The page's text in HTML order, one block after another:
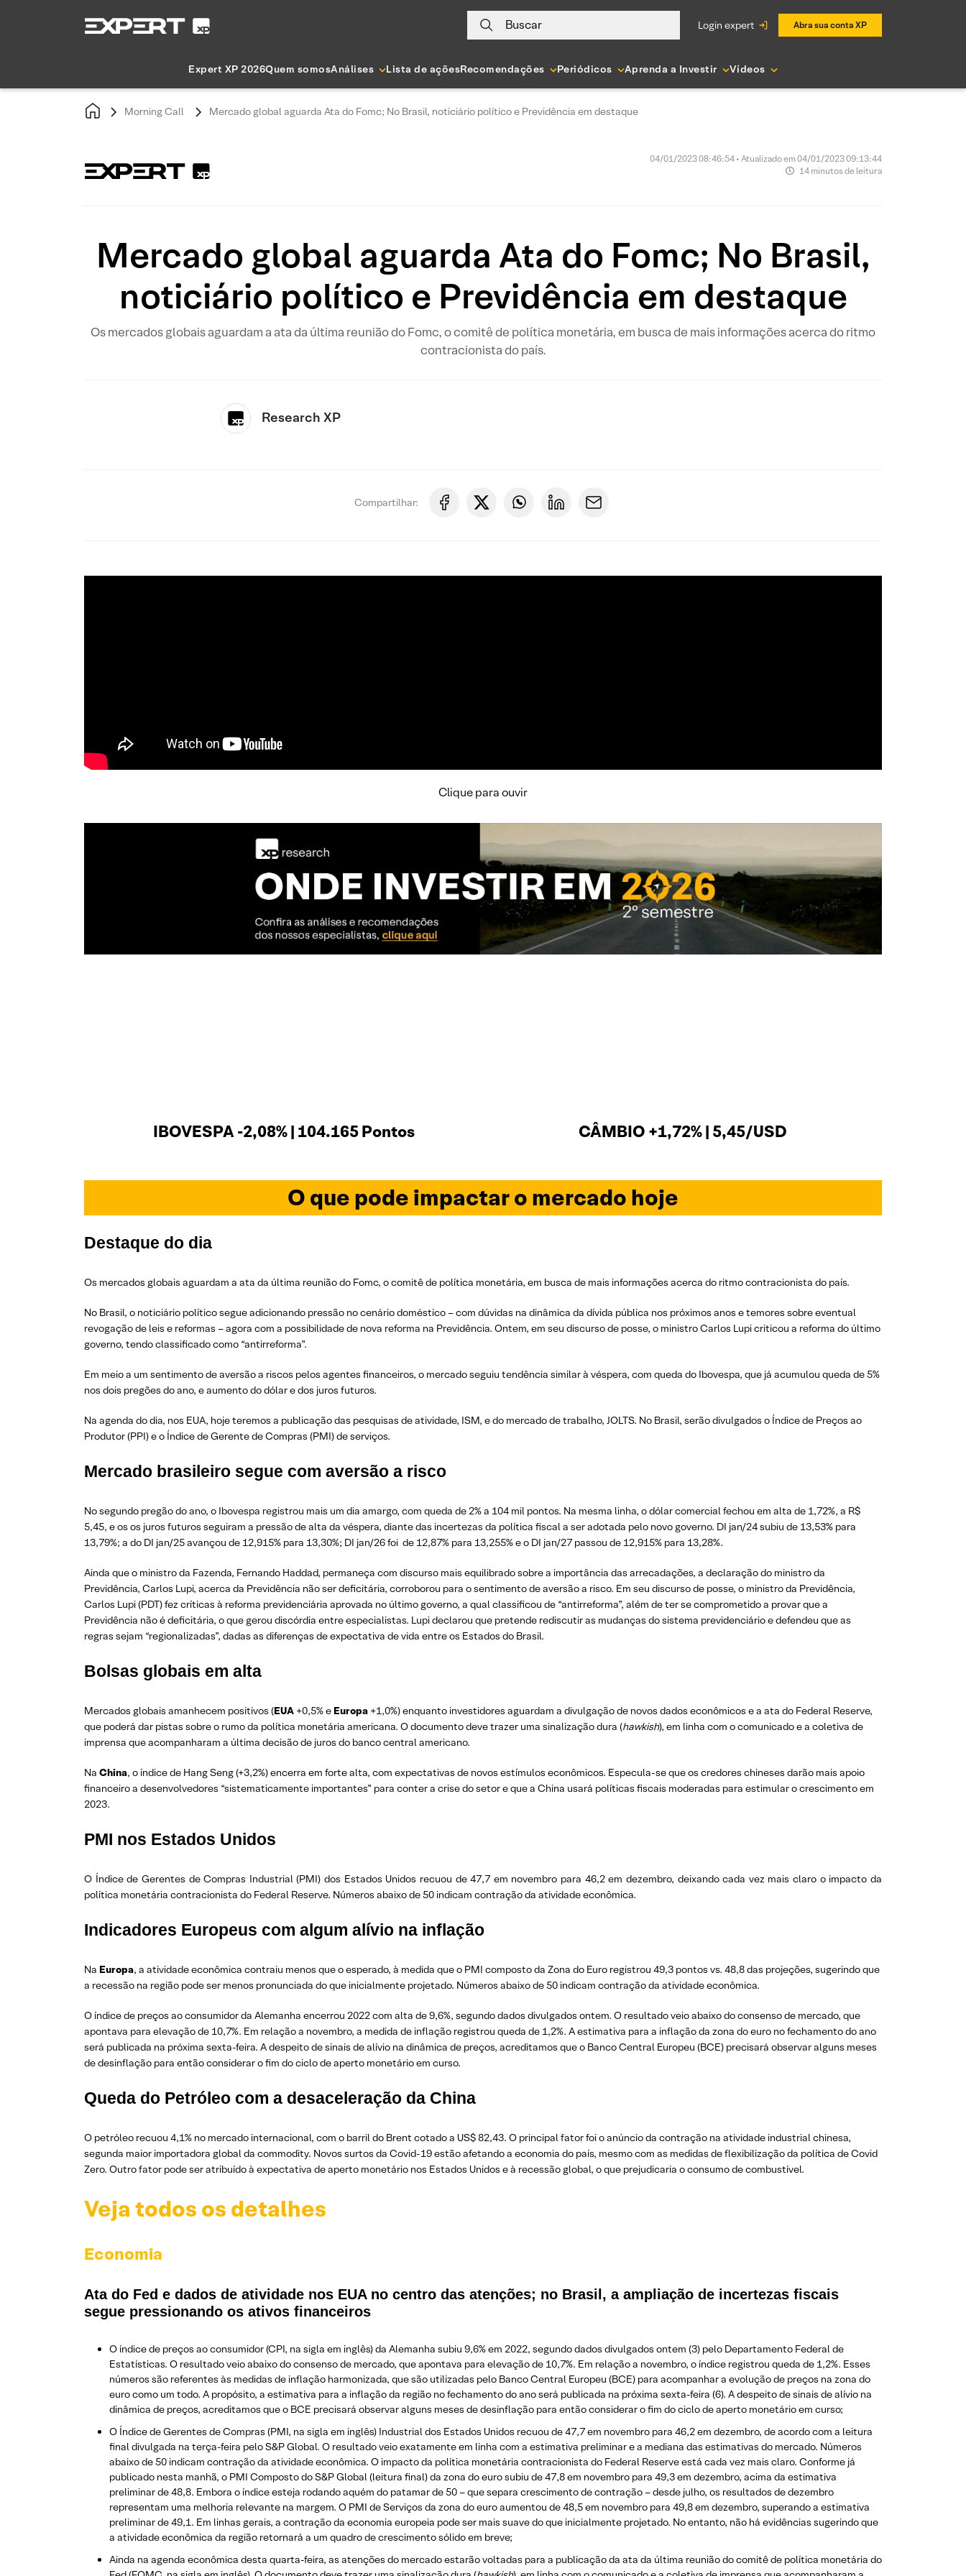
Buscar login expert Abra sua conta XP
Expert XP 2026Quem somosAnálises Lista de açõesRecomendações Periódicos Aprenda a Investir Vídeos
Morning Call Mercado global aguarda Ata do Fomc; No Brasil, noticiário político e Previdência em destaque
04/01/2023 08:46:54 • Atualizado em 04/01/2023 09:13:44
14 minutos de leitura
Mercado global aguarda Ata do Fomc; No Brasil,
noticiário político e Previdência em destaque
Os mercados globais aguardam a ata da última reunião do Fomc, o comitê de política monetária, em busca de mais informações acerca do ritmo
contracionista do país.
Research XP
Compartilhar:
Clique para ouvir
IBOVESPA -2,08% | 104.165 Pontos CÂMBIO +1,72% | 5,45/USD
O que pode impactar o mercado hoje
Destaque do dia
Os mercados globais aguardam a ata da última reunião do Fomc, o comitê de política monetária, em busca de mais informações acerca do ritmo contracionista do país.
No Brasil, o noticiário político segue adicionando pressão no cenário doméstico – com dúvidas na dinâmica da dívida pública nos próximos anos e temores sobre eventual
revogação de leis e reformas – agora com a possibilidade de nova reforma na Previdência. Ontem, em seu discurso de posse, o ministro Carlos Lupi criticou a reforma do último
governo, tendo classificado como “antirreforma”.
Em meio a um sentimento de aversão a riscos pelos agentes financeiros, o mercado seguiu tendência similar à véspera, com queda do Ibovespa, que já acumulou queda de 5%
nos dois pregões do ano, e aumento do dólar e dos juros futuros.
Na agenda do dia, nos EUA, hoje teremos a publicação das pesquisas de atividade, ISM, e do mercado de trabalho, JOLTS. No Brasil, serão divulgados o Índice de Preços ao
Produtor (PPI) e o Índice de Gerente de Compras (PMI) de serviços.
Mercado brasileiro segue com aversão a risco
No segundo pregão do ano, o Ibovespa registrou mais um dia amargo, com queda de 2% a 104 mil pontos. Na mesma linha, o dólar comercial fechou em alta de 1,72%, a R$
5,45, e os os juros futuros seguiram a pressão de alta da véspera, diante das incertezas da política fiscal a ser adotada pelo novo governo. DI jan/24 subiu de 13,53% para
13,79%; a do DI jan/25 avançou de 12,915% para 13,30%; DI jan/26 foi de 12,87% para 13,255% e o DI jan/27 passou de 12,915% para 13,28%.
Ainda que o ministro da Fazenda, Fernando Haddad, permaneça com discurso mais equilibrado sobre a importância das arrecadações, a declaração do ministro da
Previdência, Carlos Lupi, acerca da Previdência não ser deficitária, corroborou para o sentimento de aversão a risco. Em seu discurso de posse, o ministro da Previdência,
Carlos Lupi (PDT) fez críticas à reforma previdenciária aprovada no último governo, a qual classificou de “antirreforma”, além de ter se comprometido a provar que a
Previdência não é deficitária, o que gerou discórdia entre especialistas. Lupi declarou que pretende rediscutir as mudanças do sistema previdenciário e defendeu que as
regras sejam “regionalizadas”, dadas as diferenças de expectativa de vida entre os Estados do Brasil.
Bolsas globais em alta
Mercados globais amanhecem positivos (EUA +0,5% e Europa +1,0%) enquanto investidores aguardam a divulgação de novos dados econômicos e a ata do Federal Reserve,
que poderá dar pistas sobre o rumo da política monetária americana. O documento deve trazer uma sinalização dura (hawkish), em linha com o comunicado e a coletiva de
imprensa que acompanharam a última decisão de juros do banco central americano.
Na China, o índice de Hang Seng (+3,2%) encerra em forte alta, com expectativas de novos estímulos econômicos. Especula-se que os credores chineses darão mais apoio
financeiro a desenvolvedores “sistematicamente importantes” para conter a crise do setor e que a China usará políticas fiscais moderadas para estimular o crescimento em
2023.
PMI nos Estados Unidos
O Índice de Gerentes de Compras Industrial (PMI) dos Estados Unidos recuou de 47,7 em novembro para 46,2 em dezembro, deixando cada vez mais claro o impacto da
política monetária contracionista do Federal Reserve. Números abaixo de 50 indicam contração da atividade econômica.
Indicadores Europeus com algum alívio na inflação
Na Europa, a atividade econômica contraiu menos que o esperado, à medida que o PMI composto da Zona do Euro registrou 49,3 pontos vs. 48,8 das projeções, sugerindo que
a recessão na região pode ser menos pronunciada do que inicialmente projetado. Números abaixo de 50 indicam contração da atividade econômica.
O índice de preços ao consumidor da Alemanha encerrou 2022 com alta de 9,6%, segundo dados divulgados ontem. O resultado veio abaixo do consenso de mercado, que
apontava para elevação de 10,7%. Em relação a novembro, a medida de inflação registrou queda de 1,2%. A estimativa para a inflação da zona do euro no fechamento do ano
será publicada na próxima sexta-feira. A despeito de sinais de alívio na dinâmica de preços, acreditamos que o Banco Central Europeu (BCE) precisará observar alguns meses
de desinflação para então considerar o fim do ciclo de aperto monetário em curso.
Queda do Petróleo com a desaceleração da China
O petróleo recuou 4,1% no mercado internacional, com o barril do Brent cotado a US$ 82,43. O principal fator foi o anúncio da contração na atividade industrial chinesa,
segunda maior importadora global da commodity. Novos surtos da Covid-19 estão afetando a economia do país, mesmo com as medidas de flexibilização da política de Covid
Zero. Outro fator pode ser atribuído à expectativa de aperto monetário nos Estados Unidos e à recessão global, o que prejudicaria o consumo de combustível.
Veja todos os detalhes
Economia
Ata do Fed e dados de atividade nos EUA no centro das atenções; no Brasil, a ampliação de incertezas fiscais
segue pressionando os ativos financeiros
O índice de preços ao consumidor (CPI, na sigla em inglês) da Alemanha subiu 9,6% em 2022, segundo dados divulgados ontem (3) pelo Departamento Federal de
Estatísticas. O resultado veio abaixo do consenso de mercado, que apontava para elevação de 10,7%. Em relação a novembro, o índice registrou queda de 1,2%. Esses
números são referentes às medidas de inflação harmonizada, que são utilizadas pelo Banco Central Europeu (BCE) para acompanhar a evolução de preços na zona do
euro como um todo. A propósito, a estimativa para a inflação da região no fechamento do ano será publicada na próxima sexta-feira (6). A despeito de sinais de alívio na
dinâmica de preços, acreditamos que o BCE precisará observar alguns meses de desinflação para então considerar o fim do ciclo de aperto monetário em curso;
O Índice de Gerentes de Compras (PMI, na sigla em inglês) Industrial dos Estados Unidos recuou de 47,7 em novembro para 46,2 em dezembro, de acordo com a leitura
final divulgada na terça-feira pelo S&P Global. O resultado veio exatamente em linha com a estimativa preliminar e a mediana das estimativas do mercado. Números
abaixo de 50 indicam contração da atividade econômica. O impacto da política monetária contracionista do Federal Reserve está cada vez mais claro. Conforme já
publicado nesta manhã, o PMI Composto do S&P Global (leitura final) da zona do euro subiu de 47,8 em novembro para 49,3 em dezembro, acima da estimativa
preliminar de 48,8. Embora o índice esteja rodando aquém do patamar de 50 – que separa crescimento de contração – desde julho, os resultados de dezembro
representam uma melhoria relevante na margem. O PMI de Serviços da zona do euro aumentou de 48,5 em novembro para 49,8 em dezembro, superando a estimativa
preliminar de 49,1. Em linhas gerais, a contração da economia europeia pode ser mais suave do que inicialmente projetado. No entanto, não há evidências sugerindo que
a atividade econômica da região retornará a um quadro de crescimento sólido em breve;
Ainda na agenda econômica desta quarta-feira, as atenções do mercado estarão voltadas para a publicação da ata da última reunião do comitê de política monetária do